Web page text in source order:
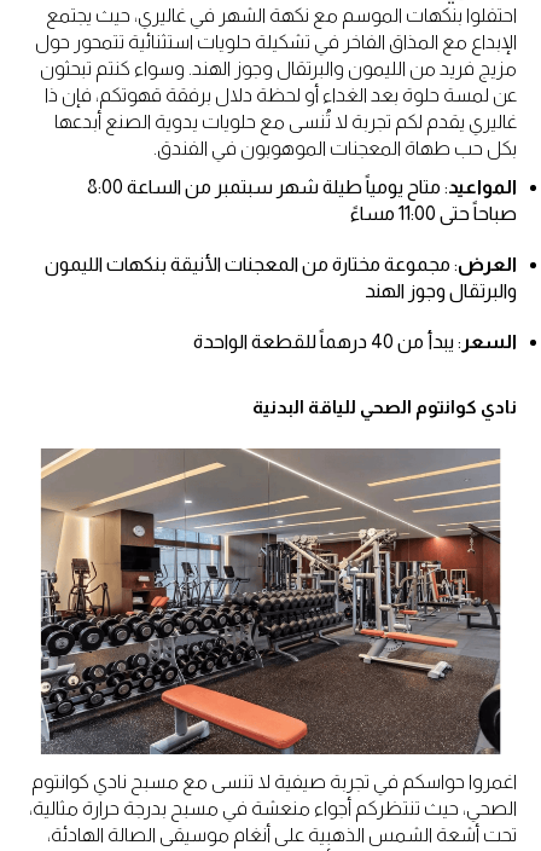
احتفلوا بنكهات الموسم مع نكهة الشهر في غاليري، حيث يجتمع
الإبداع مع المذاق الفاخر في تشكيلة حلويات استثنائية تتمحور حول
مزيج فريد من الليمون والبرتقال وجوز الهند. وسواء كنتم تبحثون
عن لمسة حلوة بعد الغداء أو لحظة دلال برفقة قهوتكم، فإن ذا
غاليري يقدم لكم تجربة لا تُنسى مع حلويات يدوية الصنع أبدعها
بكل حب طهاة المعجنات الموهوبون في الفندق.
المواعيد
: متاح يومياً طيلة شهر سبتمبر من الساعة 8:00
صباحاً حتى 11:00 مساءً
العرض: مجموعة مختارة من المعجنات الأنيقة بنكهات الليمون
والبرتقال وجوز الهند
السعر : يبدأ من 40 درهماً للقطعة الواحدة
نادي كوانتوم الصحي للياقة البدنية
اغمروا حواسكم في تجربة صيفية لا تنسى مع مسبح نادي كوانتوم
الصحي، حيث تنتظركم أجواء منعشة في مسبح بدرجة حرارة مثالية،
تحت أشعة الشمس الذهبية على أنغام موسيقى الصالة الهادئة،